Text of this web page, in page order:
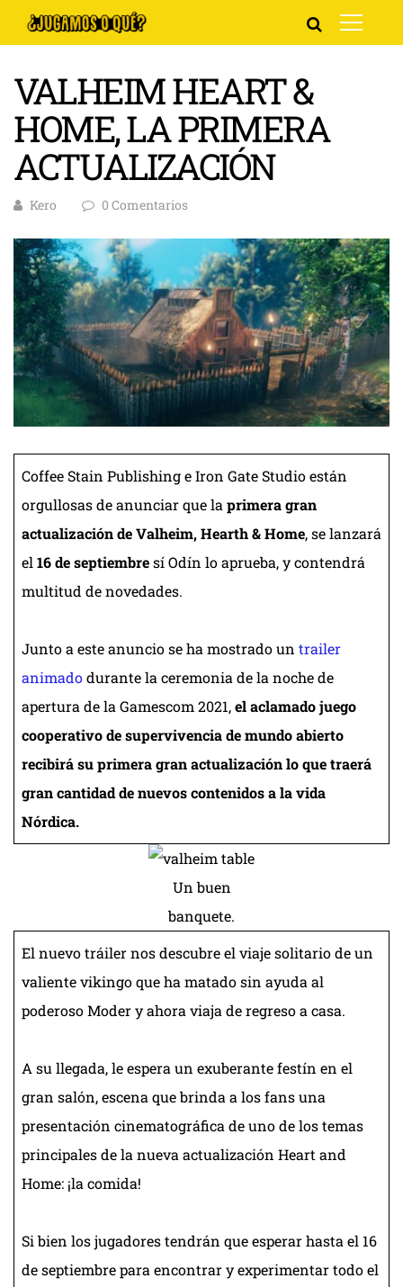
VALHEIM HEART &
HOME, LA PRIMERA
ACTUALIZACIÓN
Kero 0 Comentarios
Coffee Stain Publishing e Iron Gate Studio están
orgullosas de anunciar que la primera gran
actualización de Valheim, Hearth & Home, se lanzará
el 16 de septiembresí Odín lo aprueba, y contendrá
multitud de novedades.
Junto a este anuncio se ha mostrado un trailer
animadodurante la ceremonia de la noche de
apertura de la Gamescom 2021,el aclamado juego
cooperativo de supervivencia de mundo abierto
recibirá su primera gran actualización lo que traerá
gran cantidad de nuevos contenidos a la vida
Nórdica.
Un buen
banquete.
El nuevo tráiler nos descubre el viaje solitario de un
valiente vikingo que ha matado sin ayuda al
poderoso Moder y ahora viaja de regreso a casa.
A su llegada, le espera un exuberante festín en el
gran salón, escena que brinda a los fans una
presentación cinematográfica de uno de los temas
principales de la nueva actualización Heart and
Home: ¡la comida!
Si bien los jugadores tendrán que esperar hasta el 16
de septiembre para encontrar y experimentar todo el